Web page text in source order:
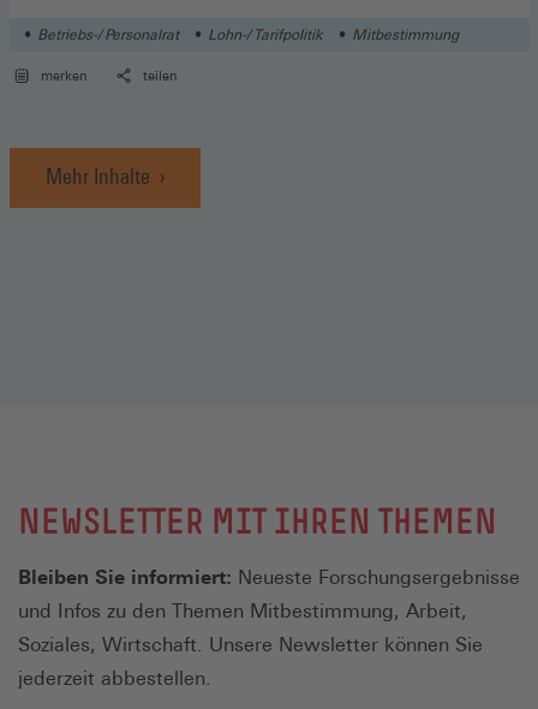
Betriebs-/ Personalrat Lohn-/ Tarifpolitik Mitbestimmung
merken teilen
Mehr Inhalte
NEWSLETTER MIT IHREN THEMEN
Bleiben Sie informiert: Neueste Forschungsergebnisse
und Infos zu den Themen Mitbestimmung, Arbeit,
Soziales, Wirtschaft. Unsere Newsletter können Sie
jederzeit abbestellen.